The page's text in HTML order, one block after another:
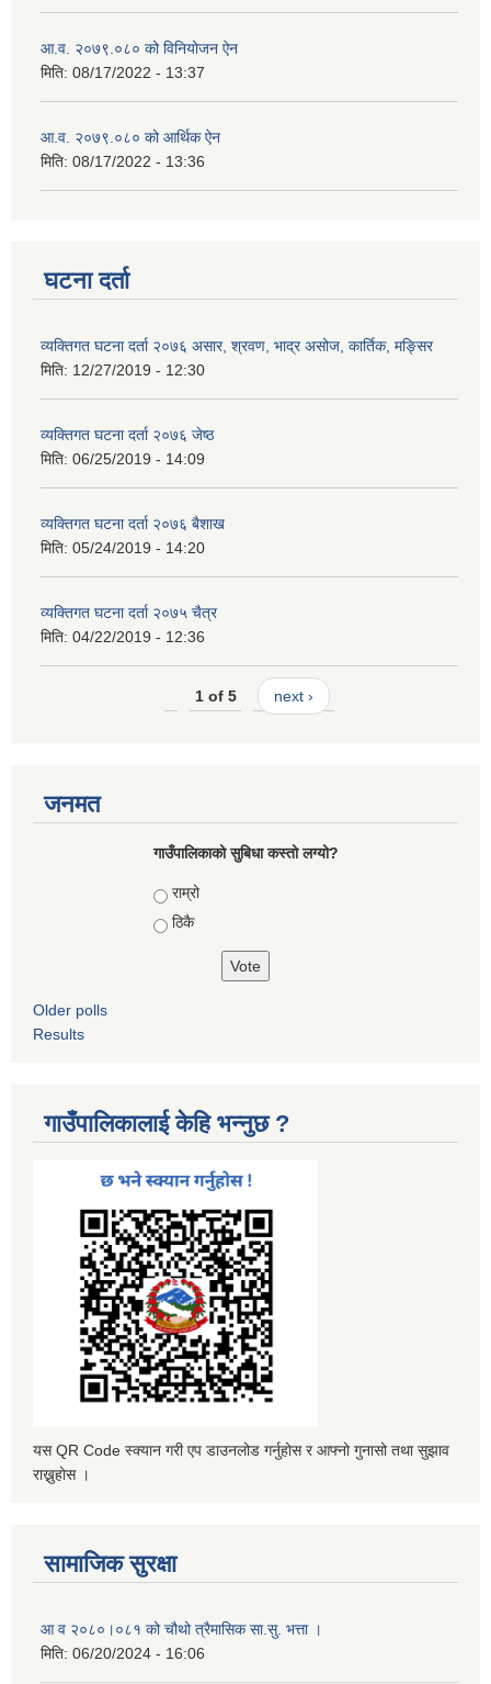
आ.व. २०७९.०८० को विनियोजन ऐन
मिति: 08/17/2022 - 13:37
आ.व. २०७९.०८० को आर्थिक ऐन
मिति: 08/17/2022 - 13:36
घटना दर्ता
व्यक्तिगत घटना दर्ता २०७६ असार, श्रवण, भाद्र असोज, कार्तिक, मङ्सिर
मिति: 12/27/2019 - 12:30
व्यक्तिगत घटना दर्ता २०७६ जेष्ठ
मिति: 06/25/2019 - 14:09
व्यक्तिगत घटना दर्ता २०७६ बैशाख
मिति: 05/24/2019 - 14:20
व्यक्तिगत घटना दर्ता २०७५ चैत्र
मिति: 04/22/2019 - 12:36
1 of 5 next ›
जनमत
गाउँपालिकाको सुबिधा कस्तो लग्यो?
Choices
राम्रो
ठिकै
Older polls
Results
गाउँपालिकालाई केहि भन्नुछ ?
यस QR Code स्क्यान गरी एप डाउनलोड गर्नुहोस र आफ्नो गुनासो तथा सुझाव
राख्नुहोस ।
सामाजिक सुरक्षा
आ व २०८०।०८१ को चौथो त्रैमासिक सा.सु. भत्ता ।
मिति: 06/20/2024 - 16:06